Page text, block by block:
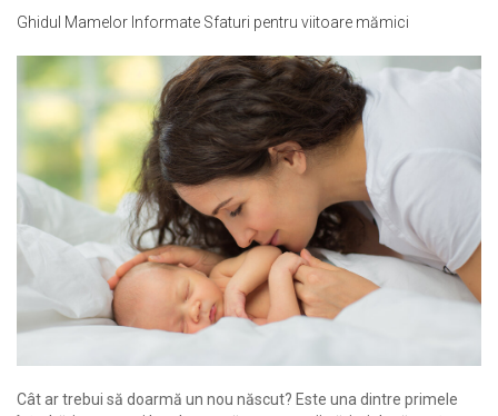
Ghidul Mamelor Informate Sfaturi pentru viitoare mămici
Cât ar trebui să doarmă un nou născut? Este una dintre primele